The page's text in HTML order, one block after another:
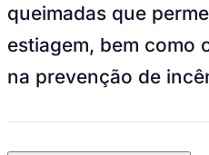
queimadas que
estiagem, bem como
na prevenção de